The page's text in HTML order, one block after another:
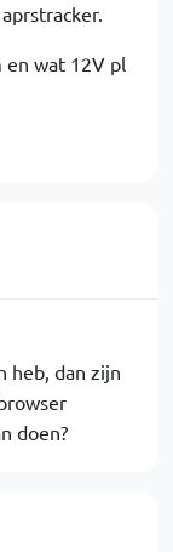
en wat 12V pl
heb, dan zijn
doen?